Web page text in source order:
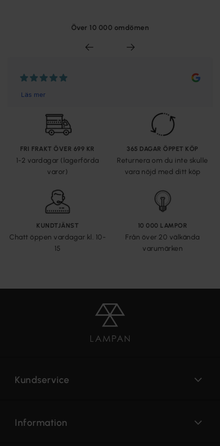
Över 10 000 omdömen
FRI FRAKT ÖVER 699 KR
1-2 vardagar (lagerförda
varor)
365 DAGAR ÖPPET KÖP
Returnera om du inte skulle
vara nöjd med ditt köp
KUNDTJÄNST
Chatt öppen vardagar kl. 10-
15
10 000 LAMPOR
Från över 20 välkända
varumärken
Kundservice
Information